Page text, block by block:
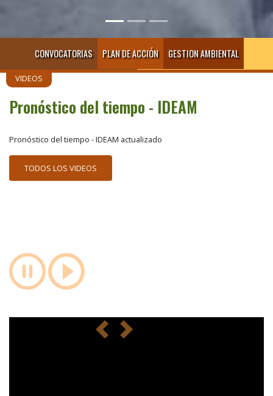
CONVOCATORIAS PLAN DE ACCIÓN GESTION AMBIENTAL
VIDEOS
Pronóstico del tiempo - IDEAM
Pronóstico del tiempo - IDEAM actualizado
TODOS LOS VIDEOS
anterior siguiente